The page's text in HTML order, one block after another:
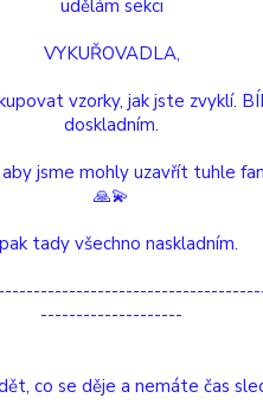
udělám sekci
VYKUŘOVADLA,
vzorky, jak jste zvyklí.
doskladním.
aby jsme mohly uzavřít tuhle
🙏💫
tady všechno naskladním.
--------------------
co se děje a nemáte čas